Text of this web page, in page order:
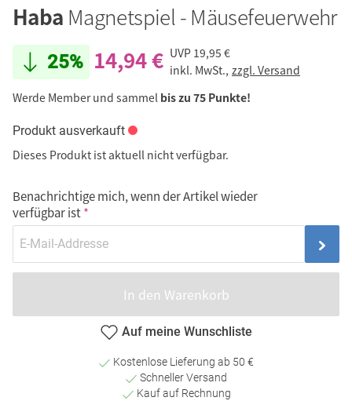
Haba Magnetspiel - Mäusefeuerwehr
25% 14,94 € UVP 19,95 €
inkl. MwSt., zzgl. Versand
Werde Member und sammel bis zu 75 Punkte!
Produkt ausverkauft
Dieses Produkt ist aktuell nicht verfügbar.
Benachrichtige mich, wenn der Artikel wieder
verfügbar ist
In den Warenkorb
Auf meine Wunschliste
Kostenlose Lieferung ab 50 €
Schneller Versand
Kauf auf Rechnung